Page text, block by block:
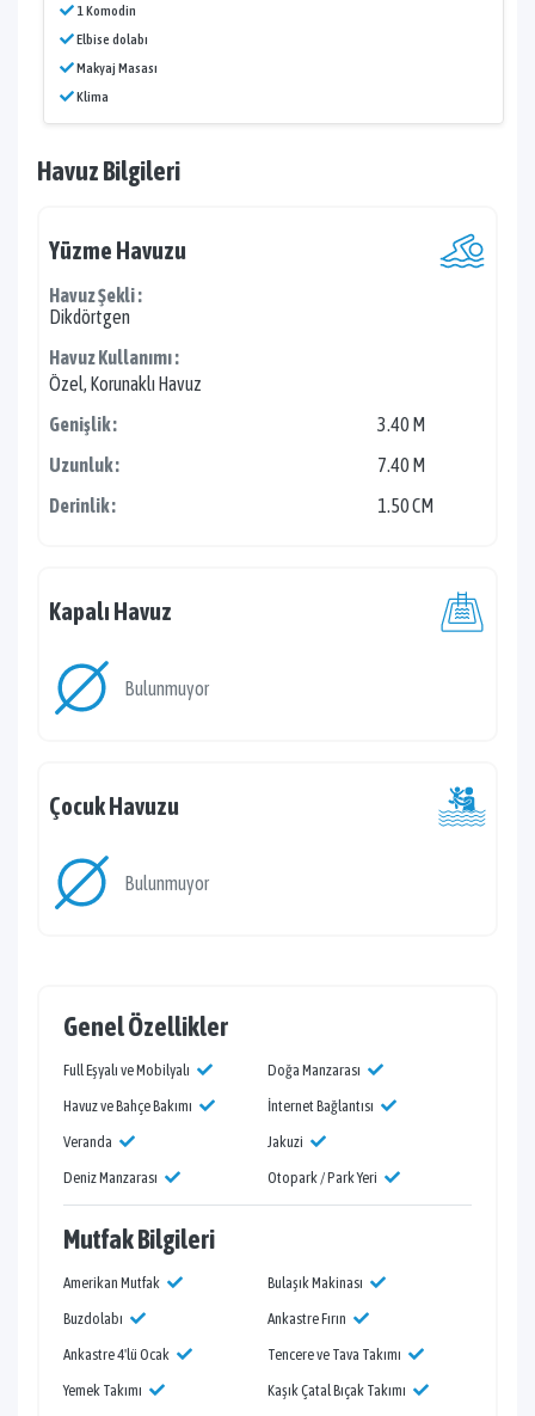
1 Komodin
Elbise dolabı
Makyaj Masası
Klima
Havuz Bilgileri
Yüzme Havuzu
Havuz Şekli :
Dikdörtgen
Havuz Kullanımı :
Özel, Korunaklı Havuz
Genişlik :
3.40 M
Uzunluk :
7.40 M
Derinlik :
1.50 CM
Kapalı Havuz
Bulunmuyor
Çocuk Havuzu
Bulunmuyor
Genel Özellikler
Full Eşyalı ve Mobilyalı
Doğa Manzarası
Havuz ve Bahçe Bakımı
İnternet Bağlantısı
Veranda
Jakuzi
Deniz Manzarası
Otopark / Park Yeri
Mutfak Bilgileri
Amerikan Mutfak
Bulaşık Makinası
Buzdolabı
Ankastre Fırın
Ankastre 4'lü Ocak
Tencere ve Tava Takımı
Yemek Takımı
Kaşık Çatal Bıçak Takımı